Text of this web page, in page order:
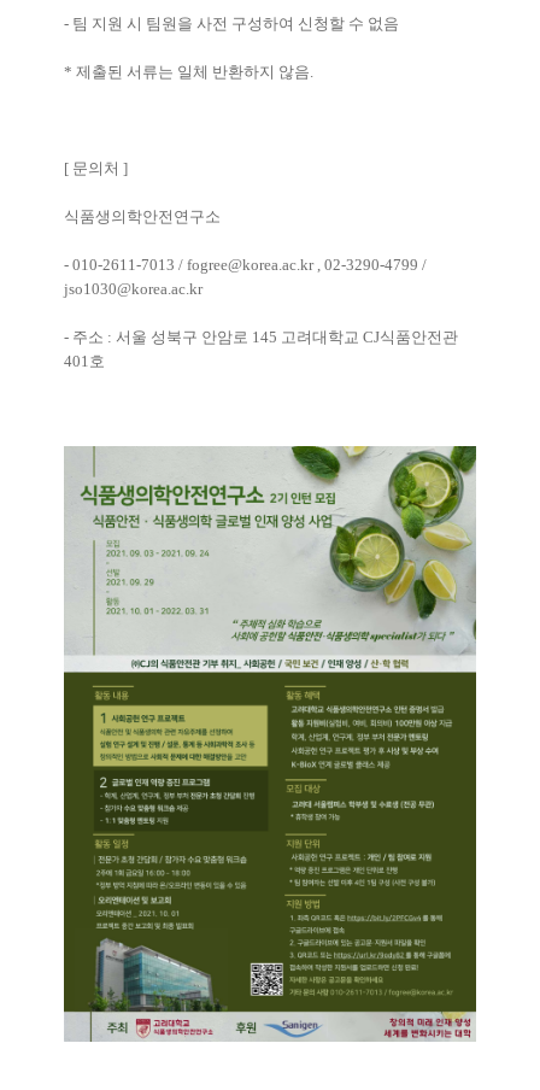
- 팀 지원 시 팀원을 사전 구성하여 신청할 수 없음
* 제출된 서류는 일체 반환하지 않음.
[ 문의처 ]
식품생의학안전연구소
- 010-2611-7013 / fogree@korea.ac.kr , 02-3290-4799 /
jso1030@korea.ac.kr
- 주소 : 서울 성북구 안암로 145 고려대학교 CJ식품안전관
401호